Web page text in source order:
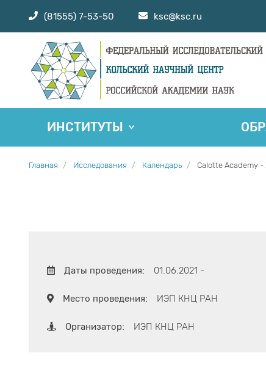
(81555) 7-53-50 ksc@ksc.ru
ИНСТИТУТЫ
Главная Исследования Календарь Calottе Academy -
Даты проведения: 01.06.2021 -
Место проведения: ИЭП КНЦ РАН
Организатор: ИЭП КНЦ РАН